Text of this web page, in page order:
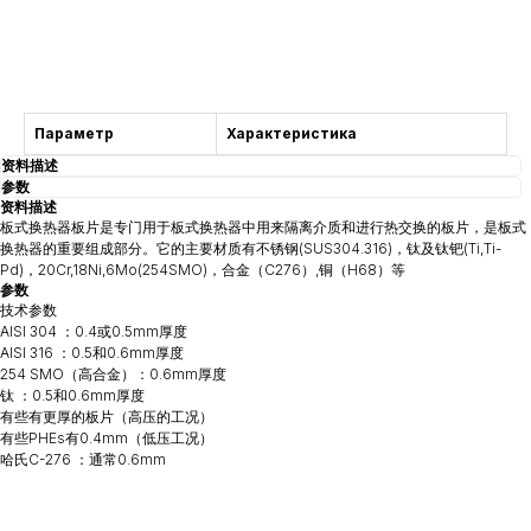
Параметр
Характеристика
资料描述
参数
资料描述
板式换热器板片是专门用于板式换热器中用来隔离介质和进行热交换的板片，是板式
换热器的重要组成部分。它的主要材质有不锈钢(SUS304.316)，钛及钛钯(Ti,Ti-
Pd)，20Cr,18Ni,6Mo(254SMO)，合金（C276）,铜（H68）等
参数
技术参数
AISI 304 ：0.4或0.5mm厚度
AISI 316 ：0.5和0.6mm厚度
254 SMO（高合金）：0.6mm厚度
钛 ：0.5和0.6mm厚度
有些有更厚的板片（高压的工况）
有些PHEs有0.4mm（低压工况）
哈氏C-276 ：通常0.6mm